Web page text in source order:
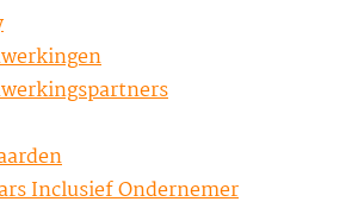
Inclusief Ondernemer